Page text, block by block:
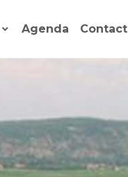
Agenda Contact